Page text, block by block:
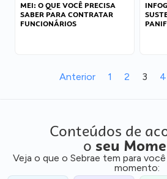
MEI: O QUE VOCÊ PRECISA
SABER PARA CONTRATAR
FUNCIONÁRIOS
Anterior 1 2 3 4
Conteúdos de
o seu
Veja o que o Sebrae tem para
momento: